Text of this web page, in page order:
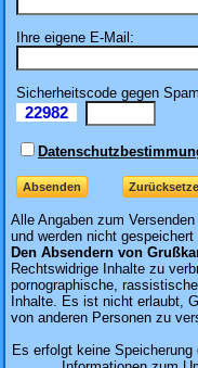
Ihre eigene E-Mail:
Sicherheitscode gegen
22982
Alle Angaben zum
und werden nicht
Den Absendern von
Rechtswidrige Inhalte zu
pornographische,
Inhalte. Es ist nicht erlaubt,
von anderen Personen zu
Es erfolgt keine